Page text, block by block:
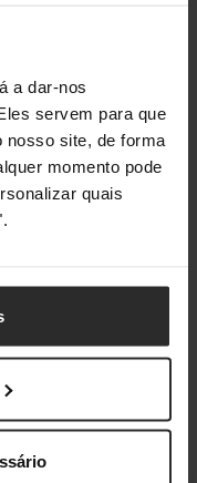
a dar-nos
servem para que
nosso site, de forma
momento pode
quais